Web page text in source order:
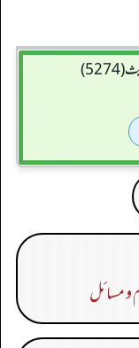
مسائل